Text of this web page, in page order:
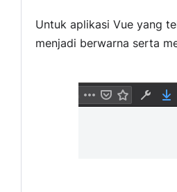
Untuk aplikasi Vue yang
menjadi berwarna serta